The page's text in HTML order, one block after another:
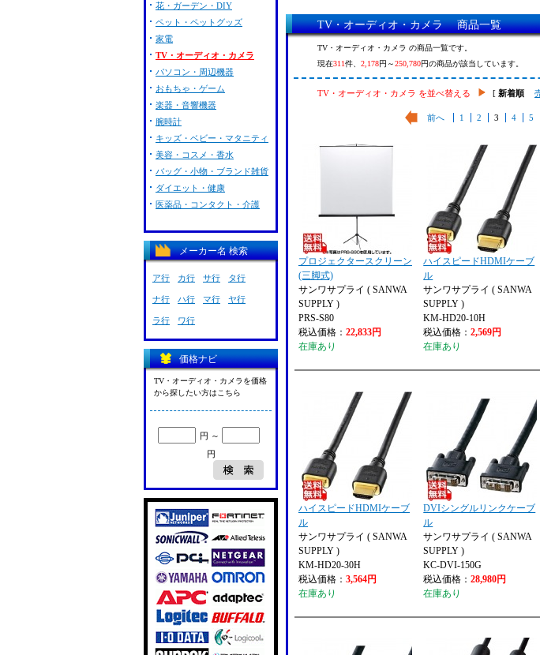
TV・オーディオ・カメラ 商品一覧
TV・オーディオ・カメラ の商品一覧です。
現在311件、 2,178円～250,780円の商品が該当しています。
TV・オーディオ・カメラ を並べ替える [ 新着順
前へ 1 2 3 4 5
プロジェクタースクリーン
(三脚式)
サンワサプライ ( SANWA
SUPPLY )
PRS-S80
税込価格： 22,833円
在庫あり
ハイスピードHDMIケーブ
ル
サンワサプライ ( SANWA
SUPPLY )
KM-HD20-10H
税込価格：2,569円
在庫あり
ハイスピードHDMIケーブ
ル
サンワサプライ ( SANWA
SUPPLY )
KM-HD20-30H
税込価格： 3,564円
在庫あり
DVIシングルリンクケーブ
ル
サンワサプライ ( SANWA
SUPPLY )
KC-DVI-150G
税込価格：28,980円
在庫あり
花・ガーデン・DIY
ペット・ペットグッズ
家電
TV・オーディオ・カメラ
パソコン・周辺機器
おもちゃ・ゲーム
楽器・音響機器
腕時計
キッズ・ベビー・マタニティ
美容・コスメ・香水
バッグ・小物・ブランド雑貨
ダイエット・健康
医薬品・コンタクト・介護
メーカー名 検索
ア行 カ行 サ行 タ行
ナ行 ハ行 マ行 ヤ行
ラ行 ワ行
価格ナビ
TV・オーディオ・カメラを価格
から探したい方はこちら
円 ～
円